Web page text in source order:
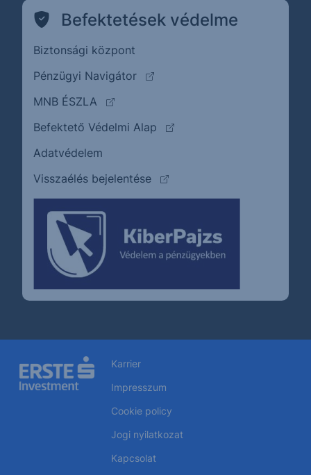
Befektetések védelme
Biztonsági központ
Pénzügyi Navigátor
(külső oldalra ugrik)
MNB ÉSZLA
(külső oldalra ugrik)
Befektető Védelmi Alap
(külső oldalra ugrik)
Adatvédelem
Visszaélés bejelentése
(külső oldalra ugrik)
Karrier
Impresszum
Cookie policy
Jogi nyilatkozat
Kapcsolat